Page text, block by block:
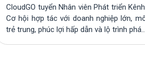
CloudGO tuyển Nhân viên Phát triển
Cơ hội hợp tác với doanh nghiệp lớn,
trẻ trung, phúc lợi hấp dẫn và lộ trình phá...